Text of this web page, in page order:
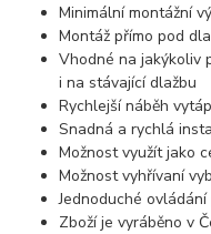
Minimální montážní
Montáž přímo pod
Vhodné na jakýkoliv
i na stávající dlažbu
Rychlejší náběh
Snadná a rychlá
Možnost využít jako
Možnost vyhřívaní
Jednoduché
Zboží je vyráběno v